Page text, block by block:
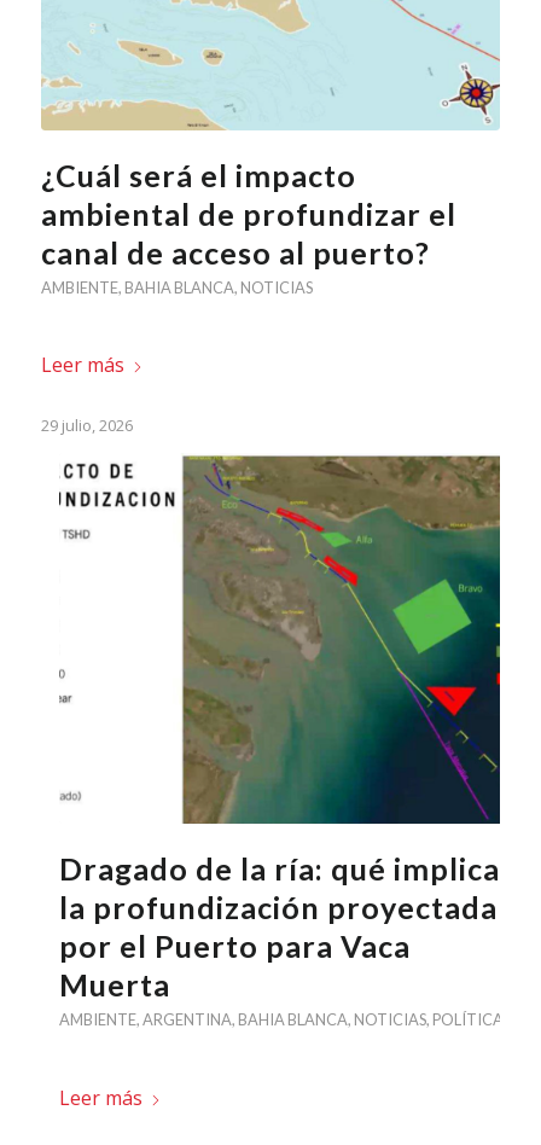
¿Cuál será el impacto
ambiental de profundizar el
canal de acceso al puerto?
AMBIENTE, BAHIA BLANCA, NOTICIAS
Leer más
29 julio, 2026
Dragado de la ría: qué implica
la profundización proyectada
por el Puerto para Vaca
Muerta
AMBIENTE,ARGENTINA, BAHIA BLANCA, NOTICIAS, POLÍTICA
Leer más